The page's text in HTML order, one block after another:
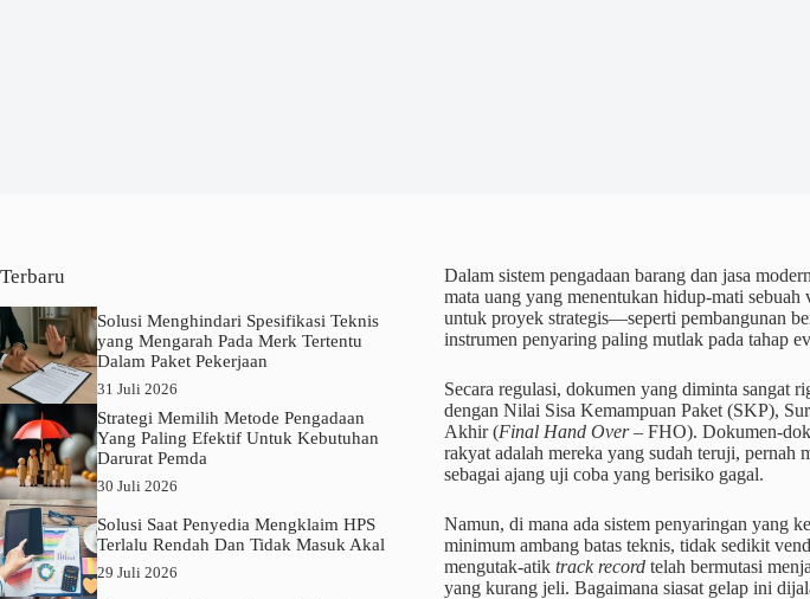
Dalam sistem pengadaan barang dan jasa
mata uang yang menentukan hidup-mati
untuk proyek strategis—seperti pembangunan
instrumen penyaring paling mutlak pada tahap
Secara regulasi, dokumen yang diminta sangat
dengan Nilai Sisa Kemampuan Paket (SKP),
Akhir (Final Hand Over– FHO). Dokumen-
rakyat adalah mereka yang sudah teruji, pernah
sebagai ajang uji coba yang berisiko gagal.
Namun, di mana ada sistem penyaringan yang
minimum ambang batas teknis, tidak sedikit
mengutak-atik track recordtelah bermutasi
yang kurang jeli. Bagaimana siasat gelap ini
Terbaru
Solusi Menghindari Spesifikasi Teknis
yang Mengarah Pada Merk Tertentu
Dalam Paket Pekerjaan
31 Juli 2026
Strategi Memilih Metode Pengadaan
Yang Paling Efektif Untuk Kebutuhan
Darurat Pemda
30 Juli 2026
Solusi Saat Penyedia Mengklaim HPS
Terlalu Rendah Dan Tidak Masuk Akal
29 Juli 2026